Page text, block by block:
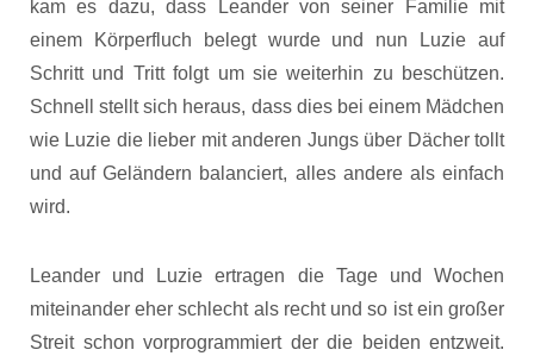
kam es dazu, dass Leander von seiner Familie mit
einem Körperfluch belegt wurde und nun Luzie auf
Schritt und Tritt folgt um sie weiterhin zu beschützen.
Schnell stellt sich heraus, dass dies bei einem Mädchen
wie Luzie die lieber mit anderen Jungs über Dächer tollt
und auf Geländern balanciert, alles andere als einfach
wird.
Leander und Luzie ertragen die Tage und Wochen
miteinander eher schlecht als recht und so ist ein großer
Streit schon vorprogrammiert der die beiden entzweit.